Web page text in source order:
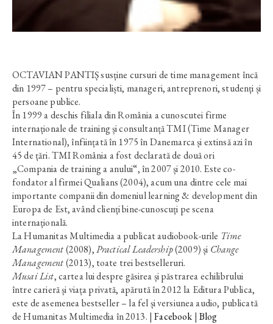
OCTAVIAN PANTIȘ susține cursuri de time management încă
din 1997 – pentru specialiști, manageri, antreprenori, studenți și
persoane publice.
În 1999 a deschis filiala din România a cunoscutei firme
internaționale de training și consultanță TMI (Time Manager
International), înființată în 1975 în Danemarca și extinsă azi în
45 de țări. TMI România a fost declarată de două ori
„Compania de training a anului“, în 2007 și 2010. Este co-
fondator al firmei Qualians (2004), acum una dintre cele mai
importante companii din domeniul learning & development din
Europa de Est, având clienți bine-cunoscuți pe scena
internațională.
La Humanitas Multimedia a publicat audiobook-urile Time
Management(2008),Practical Leadership(2009) și Change
Management(2013), toate trei bestselleruri.
Musai List, cartea lui despre găsirea și păstrarea echilibrului
între carieră și viața privată, apărută în 2012 la Editura Publica,
este de asemenea bestseller – la fel și versiunea audio, publicată
de Humanitas Multimedia în 2013. |Facebook | Blog